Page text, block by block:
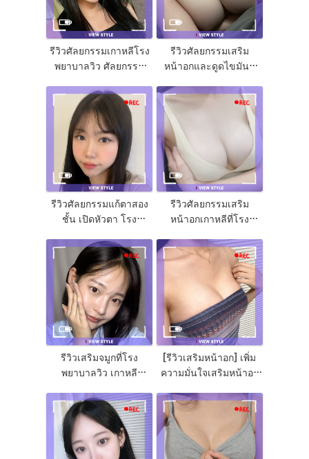
รีวิวศัลยกรรมเกาหลีโรง
พยาบาลวิว ศัลยกรรม
เหนียง และฉีดไขมันหน้า
รีวิวศัลยกรรมเสริม
หน้าอกและดูดไขมันที่
รีวิวศัลยกรรมแก้ตาสอง
ชั้น เปิดหัวตา โรง
รีวิวศัลยกรรมเสริม
หน้าอกเกาหลีที่โรง
รีวิวเสริมจมูกที่โรง
พยาบาลวิว เกาหลี
เกาหลี
[รีวิวเสริมหน้าอก] เพิ่ม
ความมั่นใจเสริมหน้าอก
ลิโคน Mentor